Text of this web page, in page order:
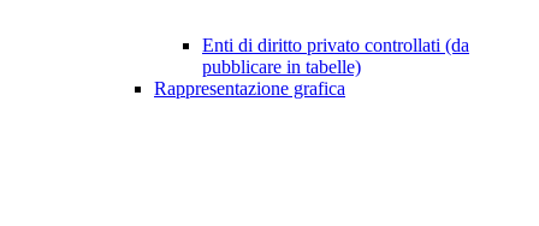
Enti di diritto privato controllati (da
pubblicare in tabelle)
Rappresentazione grafica